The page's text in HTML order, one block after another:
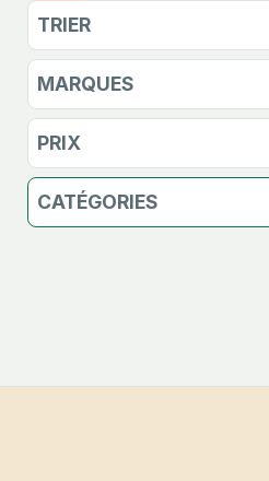
TRIER
MARQUES
PRIX
CATÉGORIES